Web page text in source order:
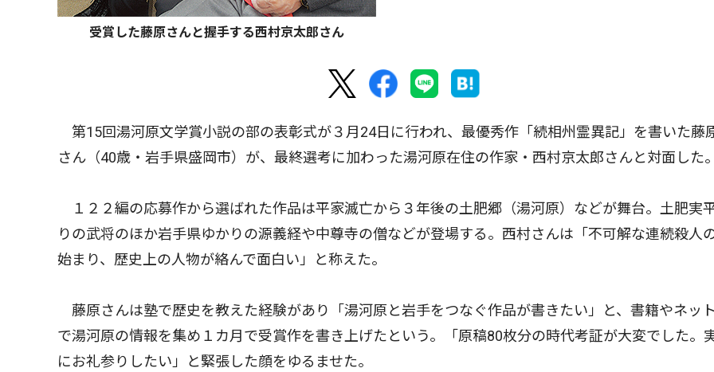
受賞した藤原さんと握手する西村京太郎さん
第15回湯河原文学賞小説の部の表彰式が３月24日に行われ、最優秀作「続相州霊異記」を書いた藤
さん（40歳・岩手県盛岡市）が、最終選考に加わった湯河原在住の作家・西村京太郎さんと対面した。
１２２編の応募作から選ばれた作品は平家滅亡から３年後の土肥郷（湯河原）などが舞台。土肥実
りの武将のほか岩手県ゆかりの源義経や中尊寺の僧などが登場する。西村さんは「不可解な連続殺人
始まり、歴史上の人物が絡んで面白い」と称えた。
藤原さんは塾で歴史を教えた経験があり「湯河原と岩手をつなぐ作品が書きたい」と、書籍やネッ
で湯河原の情報を集め１カ月で受賞作を書き上げたという。「原稿80枚分の時代考証が大変でした。
にお礼参りしたい」と緊張した顔をゆるませた。